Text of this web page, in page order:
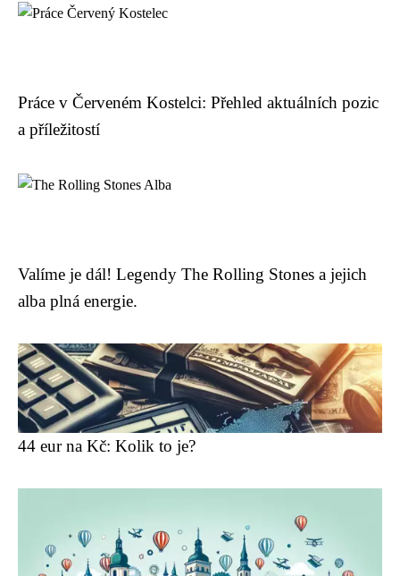
Práce v Červeném Kostelci: Přehled aktuálních pozic
a příležitostí
Valíme je dál! Legendy The Rolling Stones a jejich
alba plná energie.
44 eur na Kč: Kolik to je?